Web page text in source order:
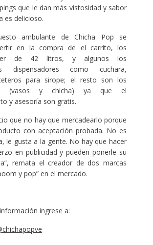
que le dan más vistosidad y sabor
es delicioso.
ambulante de Chicha Pop se
en la compra de el carrito, los
de 42 litros, y algunos los
dispensadores como cuchara,
para sirope; el resto son los
(vasos y chicha) ya que el
y asesoría son gratis.
que no hay que mercadearlo porque
con aceptación probada. No es
le gusta a la gente. No hay que hacer
en publicidad y pueden ponerle su
remata el creador de dos marcas
y pop” en el mercado.
ingrese a: